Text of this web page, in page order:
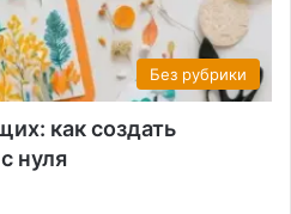
Без рубрики
как создать
нуля